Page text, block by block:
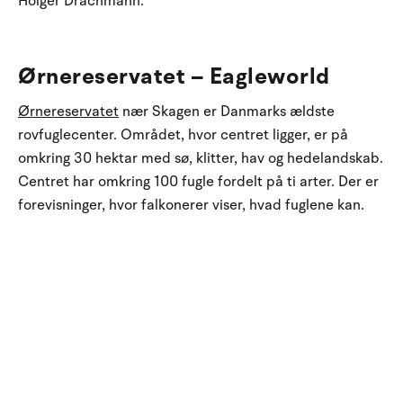
Ørnereservatet – Eagleworld
Ørnereservatet nær Skagen er Danmarks ældste
rovfuglecenter. Området, hvor centret ligger, er på
omkring 30 hektar med sø, klitter, hav og hedelandskab.
Centret har omkring 100 fugle fordelt på ti arter. Der er
forevisninger, hvor falkonerer viser, hvad fuglene kan.